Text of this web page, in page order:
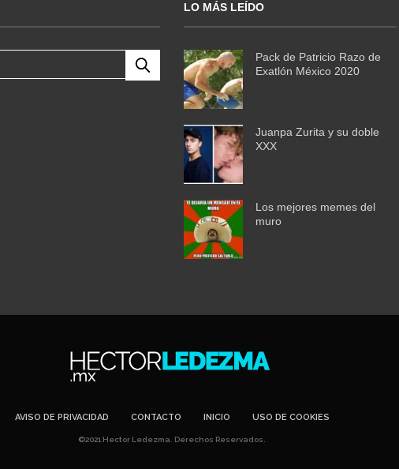
LO MÁS LEÍDO
Pack de Patricio Razo de
Exatlón México 2020
Juanpa Zurita y su doble
XXX
Los mejores memes del
muro
AVISO DE PRIVACIDAD CONTACTO INICIO USO DE COOKIES
©2021 Hector Ledezma. Derechos Reservados.